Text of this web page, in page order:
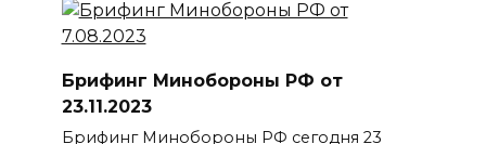
Брифинг Минобороны РФ от
23.11.2023
Брифинг Минобороны РФ сегодня 23